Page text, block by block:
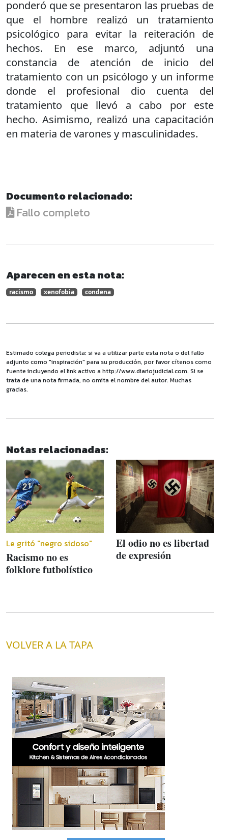
ponderó que se presentaron las pruebas de
que el hombre realizó un tratamiento
psicológico para evitar la reiteración de
hechos. En ese marco, adjuntó una
constancia de atención de inicio del
tratamiento con un psicólogo y un informe
donde el profesional dio cuenta del
tratamiento que llevó a cabo por este
hecho. Asimismo, realizó una capacitación
en materia de varones y masculinidades.
Documento relacionado:
Fallo completo
Aparecen en esta nota:
racismo xenofobia condena
Estimado colega periodista: si va a utilizar parte esta nota o del fallo
adjunto como "inspiración" para su producción, por favor cítenos como
fuente incluyendo el link activo a http://www.diariojudicial.com. Si se
trata de una nota firmada, no omita el nombre del autor. Muchas
gracias.
Notas relacionadas:
Le gritó "negro sidoso"
Racismo no es
folklore futbolístico
El odio no es libertad
de expresión
VOLVER A LA TAPA